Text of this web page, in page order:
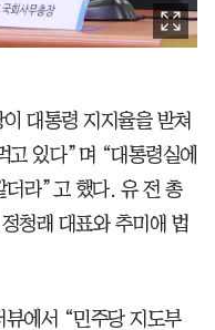
대통령 지지율을 받쳐
고 있다”며 “대통령실에
더라”고 했다. 유 전 총
청래 대표와 추미애 법
에서 “민주당 지도부